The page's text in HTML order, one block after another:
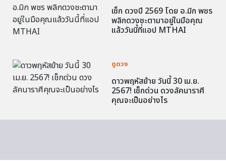
เช็ก ดวงปี 2569 โดย อ.มิก พชร
พลิกดวงชะตามาอยู่ในมือคุณ
แล้ววันนี้ที่แอป MTHAI
ดูดวง
ดาวพฤหัสย้าย วันนี้ 30 เม.ย.
2567! เช็กด่วน ดวงลัคนาราศี
คุณจะเป็นอย่างไร